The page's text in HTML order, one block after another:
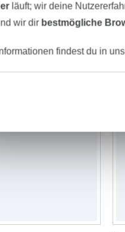
läuft; wir deine
wir dir bestmögliche
findest du in